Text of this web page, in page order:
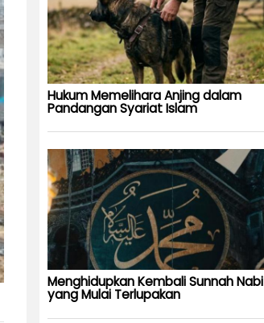
Hukum Memelihara Anjing dalam
Pandangan Syariat Islam
Menghidupkan Kembali Sunnah Nabi
yang Mulai Terlupakan